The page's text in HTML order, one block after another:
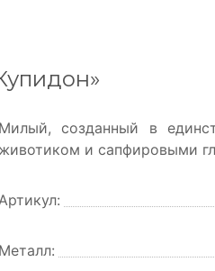
Милый, созданный в
животиком и сапфировыми
Металл: